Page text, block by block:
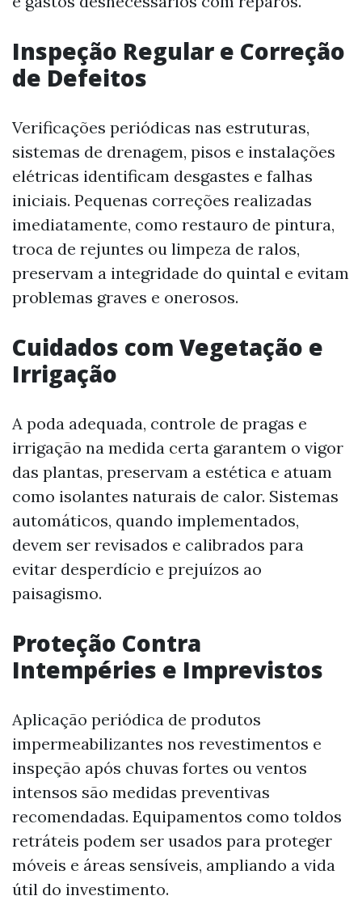
Inspeção Regular e Correção
de Defeitos
Verificações periódicas nas estruturas,
sistemas de drenagem, pisos e instalações
elétricas identificam desgastes e falhas
iniciais. Pequenas correções realizadas
imediatamente, como restauro de pintura,
troca de rejuntes ou limpeza de ralos,
preservam a integridade do quintal e evitam
problemas graves e onerosos.
Cuidados com Vegetação e
Irrigação
A poda adequada, controle de pragas e
irrigação na medida certa garantem o vigor
das plantas, preservam a estética e atuam
como isolantes naturais de calor. Sistemas
automáticos, quando implementados,
devem ser revisados e calibrados para
evitar desperdício e prejuízos ao
paisagismo.
Proteção Contra
Intempéries e Imprevistos
Aplicação periódica de produtos
impermeabilizantes nos revestimentos e
inspeção após chuvas fortes ou ventos
intensos são medidas preventivas
recomendadas. Equipamentos como toldos
retráteis podem ser usados para proteger
móveis e áreas sensíveis, ampliando a vida
útil do investimento.